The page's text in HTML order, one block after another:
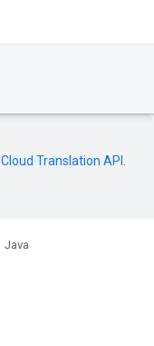
Cloud Translation API
Java